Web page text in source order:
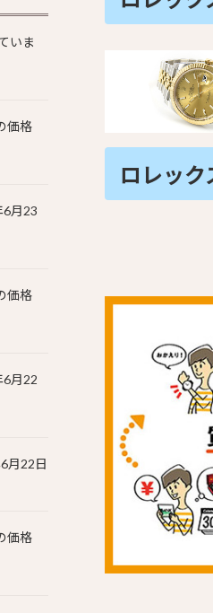
ロレック
いま
価格
6月23
価格
6月22
月22日
価格